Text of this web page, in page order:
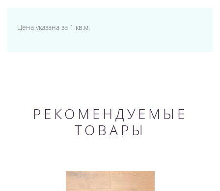
Цена указана за 1 кв.м.
РЕКОМЕНДУЕМЫЕ
ТОВАРЫ